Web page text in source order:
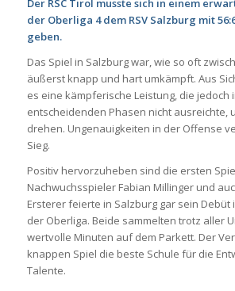
Der RSC Tirol musste sich in einem
der Oberliga 4 dem RSV Salzburg mit
geben.
Das Spiel in Salzburg war, wie so oft
äußerst knapp und hart umkämpft. Aus
es eine kämpferische Leistung, die jedoch
entscheidenden Phasen nicht ausreichte,
drehen. Ungenauigkeiten in der Offense
Sieg.
Positiv hervorzuheben sind die ersten
Nachwuchsspieler Fabian Millinger und
Ersterer feierte in Salzburg gar sein Debüt
der Oberliga. Beide sammelten trotz aller
wertvolle Minuten auf dem Parkett. Der
knappen Spiel die beste Schule für die
Talente.